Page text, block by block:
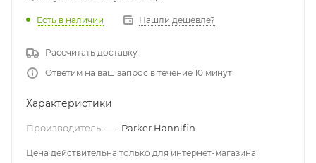
Есть в наличии Нашли дешевле?
Рассчитать доставку
Ответим на ваш запрос в течение 10 минут
Характеристики
Производитель — Parker Hannifin
Цена действительна только для интернет-магазина